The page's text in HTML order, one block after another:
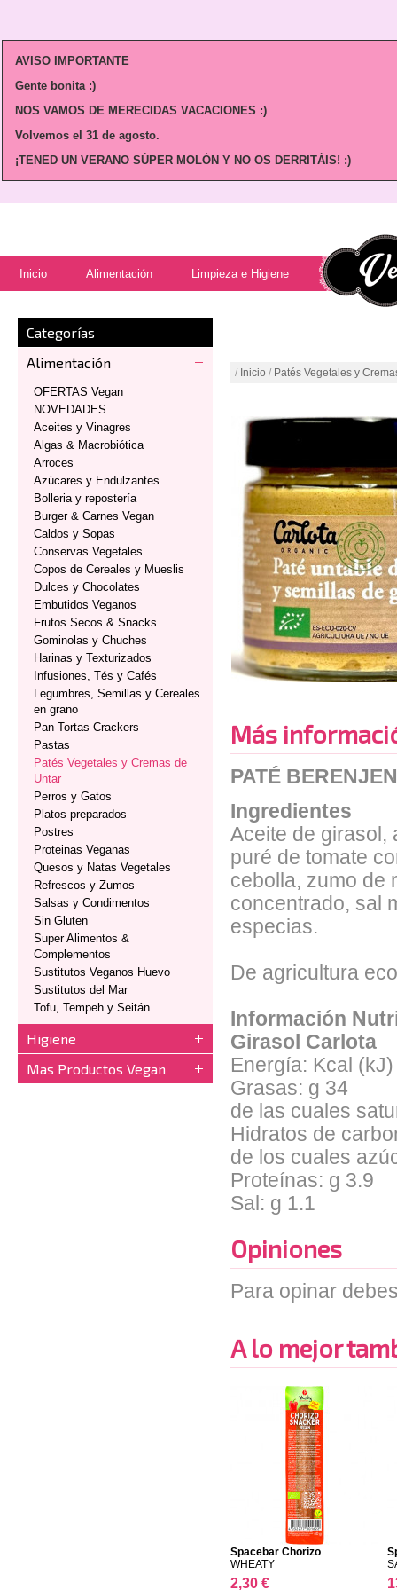
AVISO IMPORTANTE
Gente bonita :)
NOS VAMOS DE MERECIDAS VACACIONES :)
Volvemos el 31 de agosto.
¡TENED UN VERANO SÚPER MOLÓN Y NO OS DERRITÁIS! :)
Inicio Alimentación Limpieza e Higiene
Categorías
Alimentación
OFERTAS Vegan
NOVEDADES
Aceites y Vinagres
Algas & Macrobiótica
Arroces
Azúcares y Endulzantes
Bolleria y repostería
Burger & Carnes Vegan
Caldos y Sopas
Conservas Vegetales
Copos de Cereales y Mueslis
Dulces y Chocolates
Embutidos Veganos
Frutos Secos & Snacks
Gominolas y Chuches
Harinas y Texturizados
Infusiones, Tés y Cafés
Legumbres, Semillas y Cereales
en grano
Pan Tortas Crackers
Pastas
Patés Vegetales y Cremas de
Untar
Perros y Gatos
Platos preparados
Postres
Proteinas Veganas
Quesos y Natas Vegetales
Refrescos y Zumos
Salsas y Condimentos
Sin Gluten
Super Alimentos &
Complementos
Sustitutos Veganos Huevo
Sustitutos del Mar
Tofu, Tempeh y Seitán
Higiene
Mas Productos Vegan
/ Inicio / Patés Vegetales y
Más
PATÉ
Ingredientes
Aceite de girasol,
puré de tomate
cebolla, zumo de
concentrado, sal
especias.
De agricultura
Información
Girasol Carlota
Energía: Kcal
Grasas: g 34
de las cuales
Hidratos de
de los cuales
Proteínas: g 3.9
Sal: g 1.1
Opiniones
Para opinar
A lo mejor
Spacebar Chorizo
WHEATY
2,30 €